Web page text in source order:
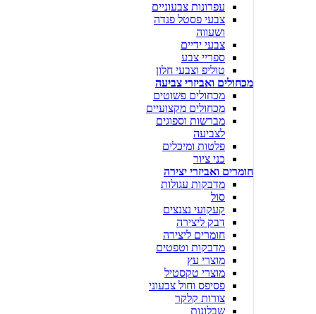
עפרונות צבעוניים
צבעי פסטל פנדה
ושעווה
צבעי ידיים
ספריי צבע
טוליפ וצבעי חלון
מכחולים ואביזרי צביעה
מכחולים פשוטים
מכחולים מקצועיים
מברשות וספוגים
לצביעה
פלטות ומיכלים
כני ציור
חומרים ואביזרי יצירה
מדבקות עגולות
סול
קעקועי נצנצים
דבק ליצירה
חומרים ליצירה
מדבקות וטפטים
מוצרי עץ
מוצרי טקסטיל
פסיפס וחול צבעוני
צורות קלקר
שבלונות